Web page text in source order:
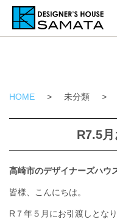
HOME > 未分類 >
R7.5
高崎市のデザイナーズハウ
皆様、こんにちは。
R７年５月にお引渡しとな